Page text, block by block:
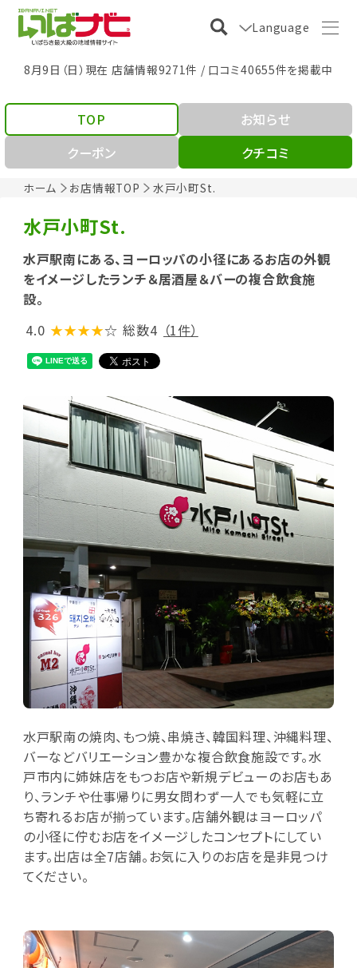
Language
8月9日（日）現在 店舗情報9271件 / 口コミ40655件を掲載中
ホーム お店情報TOP 水戸小町St.
TOP
お知らせ
クーポン
クチコミ
水戸小町St.
水戸駅南にある、ヨーロッパの小径にあるお店の外観
をイメージしたランチ＆居酒屋＆バーの複合飲食施
設。
4.0 ★★★★☆ 総数4 （1件）
水戸駅南の焼肉、もつ焼、串焼き、韓国料理、沖縄料理、
バーなどバリエーション豊かな複合飲食施設です。水
戸市内に姉妹店をもつお店や新規デビューのお店もあ
り、ランチや仕事帰りに男女問わず一人でも気軽に立
ち寄れるお店が揃っています。店舗外観はヨーロッパ
の小径に佇むお店をイメージしたコンセプトにしてい
ます。出店は全7店舗。お気に入りのお店を是非見つけ
てください。